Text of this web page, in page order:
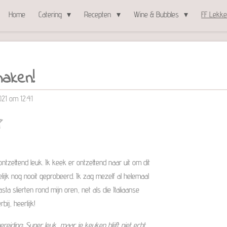
Home Catering Recepten Wine & Bubbles FF
om 12:41
S
e
n
leuk. Ik keek er ontzettend naar uit om dit
nog nooit geprobeerd. Ik zag mezelf al helemaal
slierten rond mijn oren, net als die Italiaanse
heerlijk!